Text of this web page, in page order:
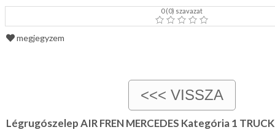
0(0) szavazat
megjegyzem
Légrugószelep AIR FREN MERCEDES Kategória 1 TRUCK